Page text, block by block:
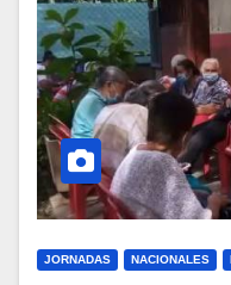
JORNADAS NACIONALES